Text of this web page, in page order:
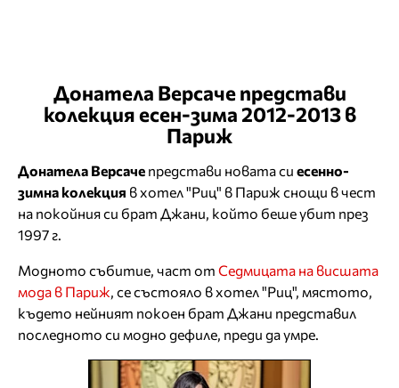
Донатела Версаче представи
колекция есен-зима 2012-2013 в
Париж
Донатела Версаче представи новата си есенно-
зимна колекция в хотел "Риц" в Париж снощи в чест
на покойния си брат Джани, който беше убит през
1997 г.
Модното събитие, част от Седмицата на висшата
мода в Париж , се състояло в хотел "Риц", мястото,
където нейният покоен брат Джани представил
последното си модно дефиле, преди да умре.